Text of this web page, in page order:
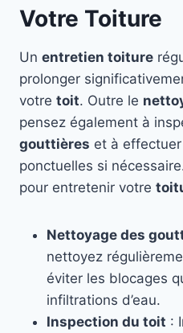
Votre Toiture
Un entretien toiture
prolonger
votre toit. Outre le
pensez également à
gouttières et à
ponctuelles si
pour entretenir votre
Nettoyage des
nettoyez
éviter les blocages
infiltrations d’eau.
Inspection du toit :